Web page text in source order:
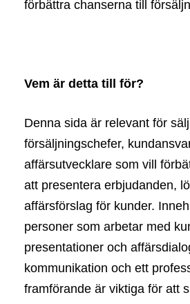
förbättra chanserna till
Vem är detta till för?
Denna sida är relevant för
försäljningschefer,
affärsutvecklare som vill
att presentera erbjudanden,
affärsförslag för kunder.
personer som arbetar med
presentationer och
kommunikation och ett
framförande är viktiga för att